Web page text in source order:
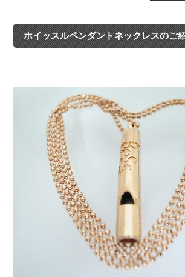
k
ホイッスルペンダントネックレスのご